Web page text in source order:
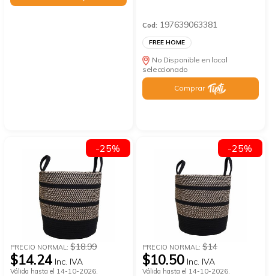
Cod: 197639063381
FREE HOME
No Disponible en local
seleccionado
Comprar
PRECIO NORMAL:$18.99
$14.24 Inc. IVA
Válida hasta el 14-10-2026.
-25%
PRECIO NORMAL:$14
$10.50 Inc. IVA
Válida hasta el 14-10-2026.
-25%